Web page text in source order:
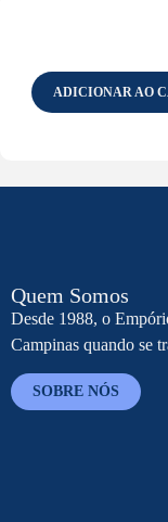
ADICIONAR AO
Quem Somos
Desde 1988, o
Campinas quando se
SOBRE NÓS